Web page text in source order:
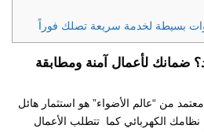
بسيطة لخدمة سريعة تصلك فوراً
ضمانك لأعمال آمنة ومطابقة
من “عالم الأضواء” هو استثمار هائل
الكهربائي كما تتطلب الأعمال